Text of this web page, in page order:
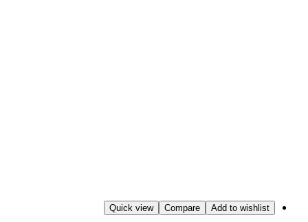
Add to wishlist
Compare
Quick view